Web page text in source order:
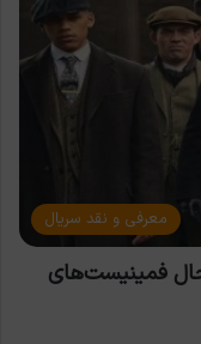
معرفی و نقد سریال
حال فمینیست‌های